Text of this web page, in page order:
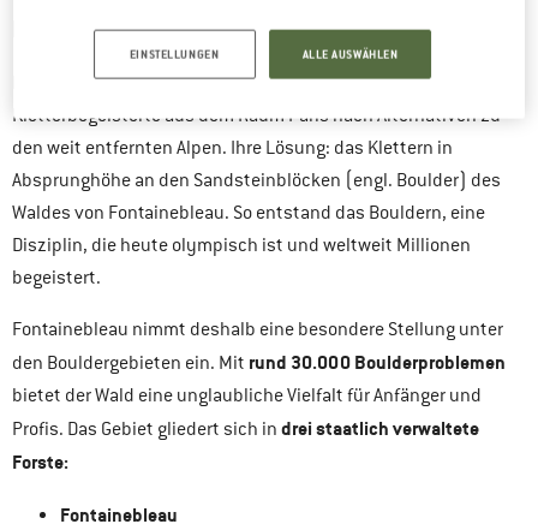
DIE GESCHICHTE DES BOULDERNS IN BLEAU
Im späten neunzehnten Jahrhundert suchten
Kletterbegeisterte aus dem Raum Paris nach Alternativen zu
den weit entfernten Alpen. Ihre Lösung: das Klettern in
Absprunghöhe an den Sandsteinblöcken (engl. Boulder) des
Waldes von Fontainebleau. So entstand das Bouldern, eine
Disziplin, die heute olympisch ist und weltweit Millionen
begeistert.
Fontainebleau nimmt deshalb eine besondere Stellung unter
den Bouldergebieten ein. Mit rund 30.000 Boulderproblemen
bietet der Wald eine unglaubliche Vielfalt für Anfänger und
Profis. Das Gebiet gliedert sich in drei staatlich verwaltete
Forste:
Fontainebleau
EINSTELLUNGEN ALLE AUSWÄHLEN